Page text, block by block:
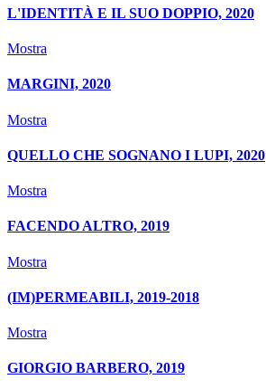
L'IDENTITÀ E IL SUO DOPPIO, 2020
Mostra
MARGINI, 2020
Mostra
QUELLO CHE SOGNANO I LUPI, 2020
Mostra
FACENDO ALTRO, 2019
Mostra
(IM)PERMEABILI, 2019-2018
Mostra
GIORGIO BARBERO, 2019